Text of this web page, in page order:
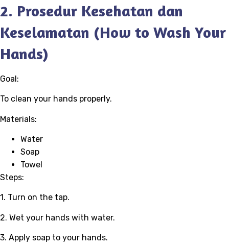
2. Prosedur Kesehatan dan
Keselamatan (How to Wash Your
Hands)
Goal:
To clean your hands properly.
Materials:
Water
Soap
Towel
Steps:
1. Turn on the tap.
2. Wet your hands with water.
3. Apply soap to your hands.